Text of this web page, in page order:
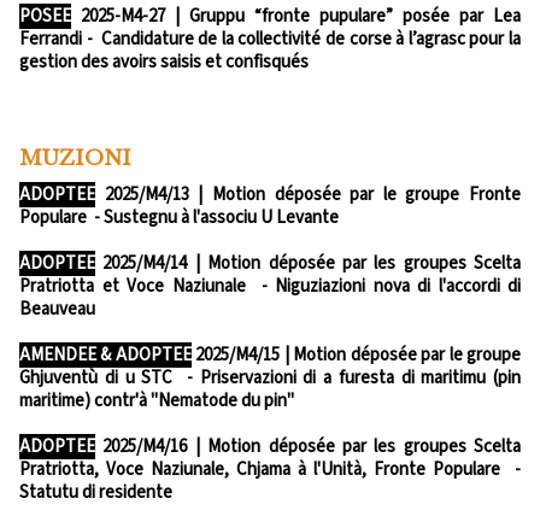
POSEE 2025-M4-27 | Gruppu “fronte pupulare” posée par Lea
Ferrandi - Candidature de la collectivité de corse à l’agrasc pour la
gestion des avoirs saisis et confisqués
MUZIONI
ADOPTEE 2025/M4/13 | Motion déposée par le groupe Fronte
Populare - Sustegnu à l'associu U Levante
ADOPTEE 2025/M4/14 | Motion déposée par les groupes Scelta
Pratriotta et Voce Naziunale - Niguziazioni nova di l'accordi di
Beauveau
AMENDEE & ADOPTEE2025/M4/15 | Motion déposée par le groupe
Ghjuventù di u STC - Priservazioni di a furesta di maritimu (pin
maritime) contr'à "Nematode du pin"
ADOPTEE 2025/M4/16 | Motion déposée par les groupes Scelta
Pratriotta, Voce Naziunale, Chjama à l'Unità, Fronte Populare -
Statutu di residente